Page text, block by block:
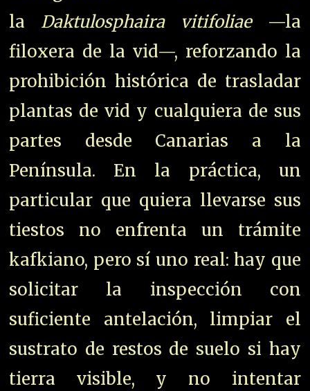
la Daktulosphaira vitifoliae—la
filoxera de la vid—, reforzando la
prohibición histórica de trasladar
plantas de vid y cualquiera de sus
partes desde Canarias a la
Península. En la práctica, un
particular que quiera llevarse sus
tiestos no enfrenta un trámite
kafkiano, pero sí uno real: hay que
solicitar la inspección con
suficiente antelación, limpiar el
sustrato de restos de suelo si hay
tierra visible, y no intentar